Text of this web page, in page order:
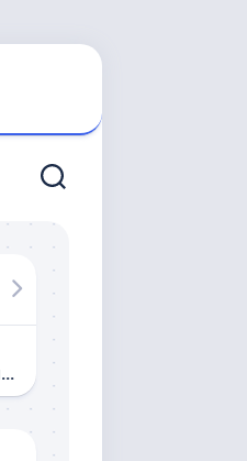
Опасность самолечения антибиотиками